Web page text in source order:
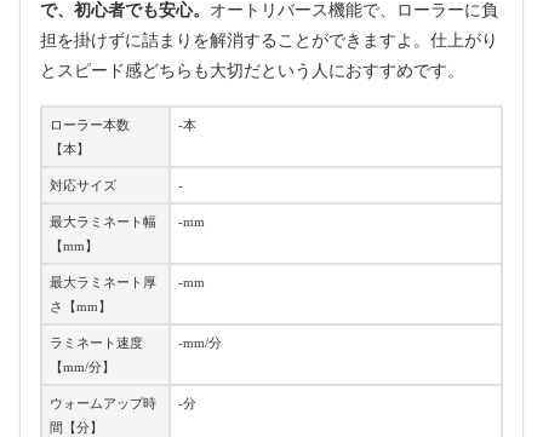
で、初心者でも安心。 オートリバース機能で、ローラーに負
担を掛けずに詰まりを解消することができますよ。仕上がり
とスピード感どちらも大切だという人におすすめです。
ローラー本数
【本】
-本
対応サイズ -
最大ラミネート幅
【mm】
-mm
最大ラミネート厚
さ【mm】
-mm
ラミネート速度
【mm/分】
-mm/分
ウォームアップ時
間【分】
-分